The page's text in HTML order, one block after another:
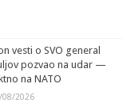
vesti o SVO general
pozvao na udar —
na NATO
08/2026